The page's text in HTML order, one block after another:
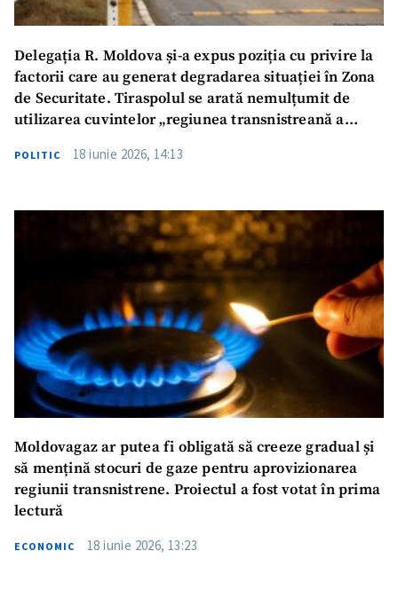
Delegația R. Moldova și-a expus poziția cu privire la
factorii care au generat degradarea situației în Zona
de Securitate. Tiraspolul se arată nemulțumit de
utilizarea cuvintelor „regiunea transnistreană a
POLITIC 18 iunie 2026, 14:13
Moldovagaz ar putea fi obligată să creeze gradual și
să mențină stocuri de gaze pentru aprovizionarea
regiunii transnistrene. Proiectul a fost votat în prima
lectură
ECONOMIC 18 iunie 2026, 13:23